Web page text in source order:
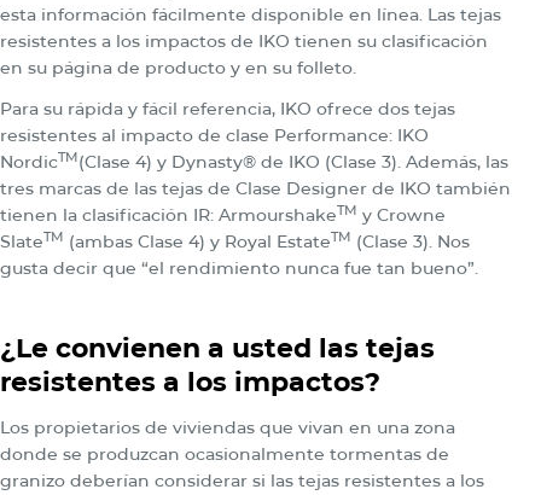
esta información fácilmente disponible en línea. Las tejas
resistentes a los impactos de IKO tienen su clasificación
en su página de producto y en su folleto.
Para su rápida y fácil referencia, IKO ofrece dos tejas
resistentes al impacto de clase Performance: IKO
NordicTM(Clase 4) y Dynasty® de IKO (Clase 3). Además, las
tres marcas de las tejas de Clase Designer de IKO también
tienen la clasificación IR: ArmourshakeTM y Crowne
SlateTM (ambas Clase 4) y Royal EstateTM (Clase 3). Nos
gusta decir que “el rendimiento nunca fue tan bueno”.
¿Le convienen a usted las tejas
resistentes a los impactos?
Los propietarios de viviendas que vivan en una zona
donde se produzcan ocasionalmente tormentas de
granizo deberían considerar si las tejas resistentes a los